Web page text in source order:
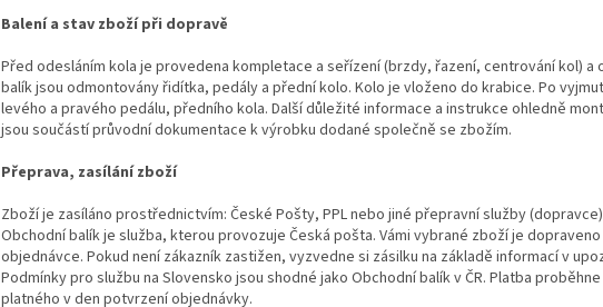
Balení a stav zboží při dopravě
Před odesláním kola je provedena kompletace a seřízení (brzdy, řazení, centrování kol) a
balík jsou odmontovány řidítka, pedály a přední kolo. Kolo je vloženo do krabice. Po
levého a pravého pedálu, předního kola. Další důležité informace a instrukce ohledně
jsou součástí průvodní dokumentace k výrobku dodané společně se zbožím.
Přeprava, zasílání zboží
Zboží je zasíláno prostřednictvím: České Pošty, PPL nebo jiné přepravní služby
Obchodní balík je služba, kterou provozuje Česká pošta. Vámi vybrané zboží je
objednávce. Pokud není zákazník zastižen, vyzvedne si zásilku na základě informací v
Podmínky pro službu na Slovensko jsou shodné jako Obchodní balík v ČR. Platba proběhne
platného v den potvrzení objednávky.